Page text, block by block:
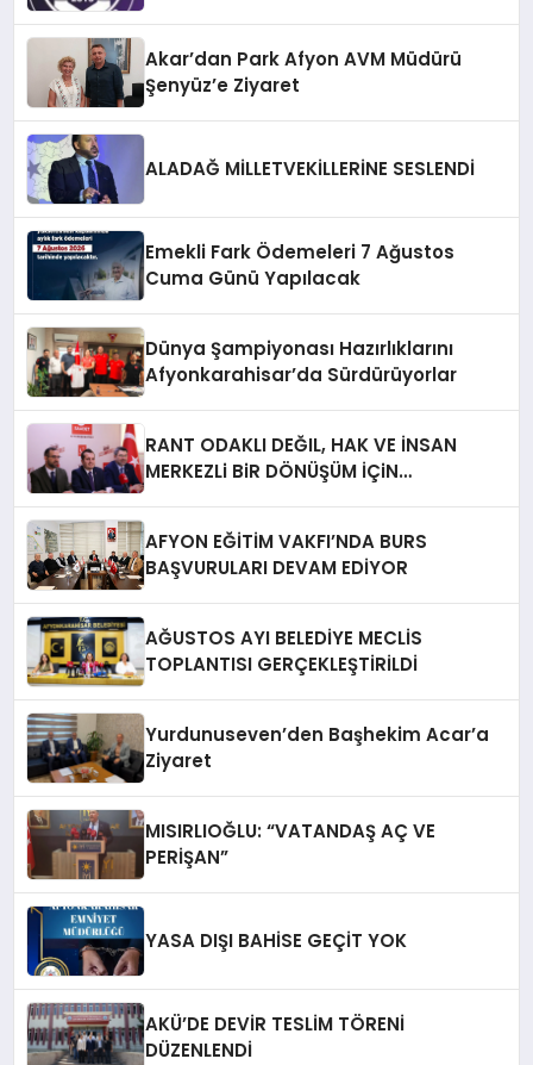
Akar’dan Park Afyon AVM Müdürü
Şenyüz’e Ziyaret
ALADAĞ MİLLETVEKİLLERİNE SESLENDİ
Emekli Fark Ödemeleri 7 Ağustos
Cuma Günü Yapılacak
Dünya Şampiyonası Hazırlıklarını
Afyonkarahisar’da Sürdürüyorlar
RANT ODAKLI DEĞIL, HAK VE İNSAN
MERKEZLi BiR DÖNÜŞÜM İÇiN
AFYON EĞİTİM VAKFI’NDA BURS
BAŞVURULARI DEVAM EDİYOR
AĞUSTOS AYI BELEDİYE MECLİS
TOPLANTISI GERÇEKLEŞTİRİLDİ
Yurdunuseven’den Başhekim Acar’a
Ziyaret
MISIRLIOĞLU: “VATANDAŞ AÇ VE
PERİŞAN”
YASA DIŞI BAHİSE GEÇİT YOK
AKÜ’DE DEVİR TESLİM TÖRENİ
DÜZENLENDİ